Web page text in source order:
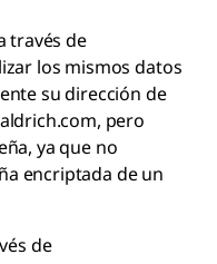
través de
los mismos datos
su dirección de
pero
ya que no
encriptada de un
de